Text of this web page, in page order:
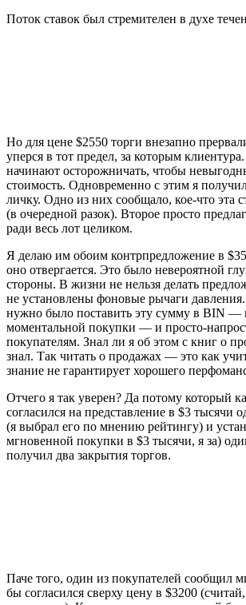
Поток ставок был стремителен в духе
Но для цене $2550 торги внезапно
уперся в тот предел, за которым
начинают осторожничать, чтобы
стоимость. Одновременно с этим я
личку. Одно из них сообщало, кое-что эта
(в очередной разок). Второе просто
ради весь лот целиком.
Я делаю им обоим контрпредложение в
оно отвергается. Это было невероятной
стороны. В жизни не нельзя делать
не установлены фоновые рычаги
нужно было поставить эту сумму в BIN —
моментальной покупки — и просто-
покупателям. Знал ли я об этом с книг о
знал. Так читать о продажах — это как
знание не гарантирует хорошего
Отчего я так уверен? Да потому который
согласился на представление в $3 тысячи
(я выбрал его по мнению рейтингу) и
мгновенной покупки в $3 тысячи, я за)
получил два закрытия торгов.
Паче того, один из покупателей сообщил
бы согласился сверху цену в $3200